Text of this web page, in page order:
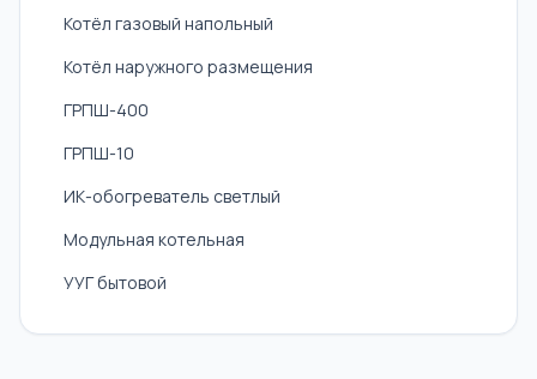
Котёл газовый напольный
Котёл наружного размещения
ГРПШ-400
ГРПШ-10
ИК-обогреватель светлый
Модульная котельная
УУГ бытовой